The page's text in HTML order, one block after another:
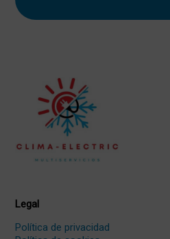
Legal
Política de privacidad